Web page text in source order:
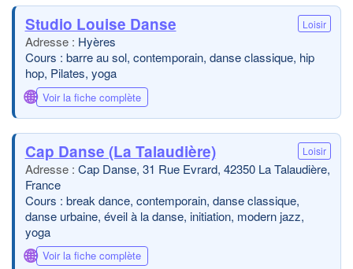
Studio Louise Danse Loisir
Hyères
Cours : barre au sol, contemporain, danse classique, hip
hop, Pilates, yoga
🌐 Voir la fiche complète
Cap Danse (La Talaudière) Loisir
Cap Danse, 31 Rue Evrard, 42350 La Talaudière,
France
Cours : break dance, contemporain, danse classique,
danse urbaine, éveil à la danse, initiation, modern jazz,
yoga
🌐 Voir la fiche complète